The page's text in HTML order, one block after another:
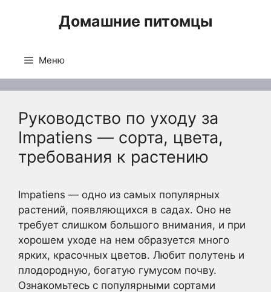
Домашние питомцы
Меню
Руководство по уходу за
Impatiens — сорта, цвета,
требования к растению
Impatiens — одно из самых популярных
растений, появляющихся в садах. Оно не
требует слишком большого внимания, и при
хорошем уходе на нем образуется много
ярких, красочных цветов. Любит полутень и
плодородную, богатую гумусом почву.
Ознакомьтесь с популярными сортами